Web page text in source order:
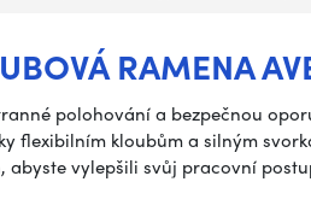
RAMENA
polohování a bezpečnou
flexibilním kloubům a silným
abyste vylepšili svůj pracovní